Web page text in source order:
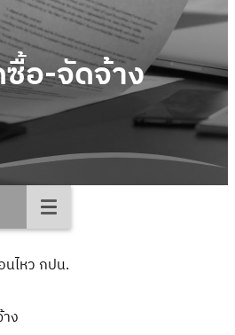
อ-จัดจ้าง
นไหว กปน.
ง